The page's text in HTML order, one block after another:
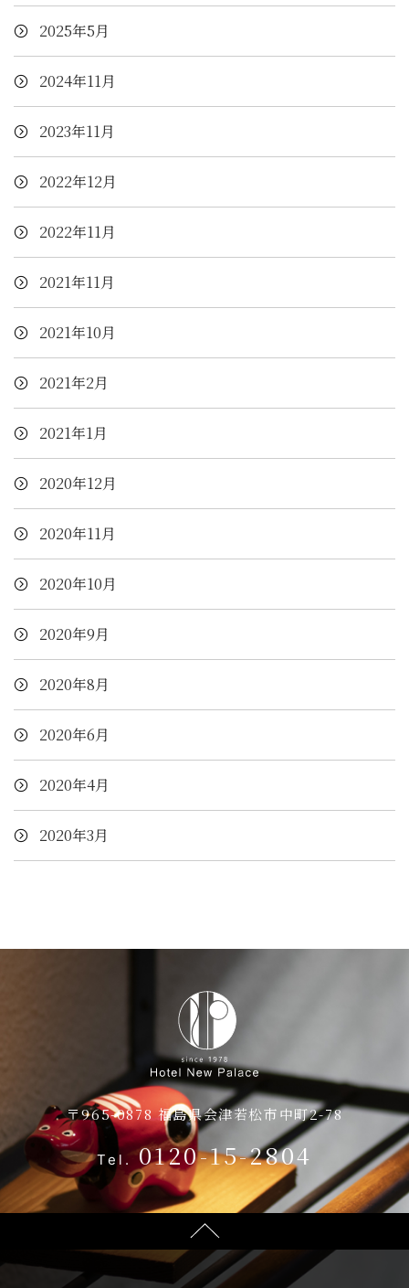
2025年5月
2024年11月
2023年11月
2022年12月
2022年11月
2021年11月
2021年10月
2021年2月
2021年1月
2020年12月
2020年11月
2020年10月
2020年9月
2020年8月
2020年6月
2020年4月
2020年3月
〒965-0878 福島県会津若松市中町2-78
Tel. 0120-15-2804
アクセス
お知らせ
お問い合わせ
会議・ご宴会
会議・ご宴会
宴会プラン
館内施設
プライバシーポリシー 宿泊約款